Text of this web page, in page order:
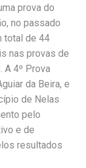
prova do
no passado
total de 44
nas provas de
A 4º Prova
da Beira, e
de Nelas
pelo
e de
resultados